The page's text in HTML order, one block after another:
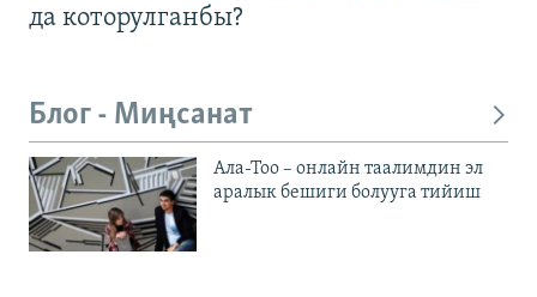
да которулганбы?
Блог - Миңсанат
Ала-Тоо – онлайн таалимдин эл
аралык бешиги болууга тийиш